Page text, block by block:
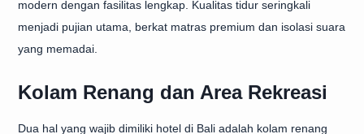
modern dengan fasilitas lengkap. Kualitas tidur seringkali
menjadi pujian utama, berkat matras premium dan isolasi suara
yang memadai.
Kolam Renang dan Area Rekreasi
Dua hal yang wajib dimiliki hotel di Bali adalah kolam renang